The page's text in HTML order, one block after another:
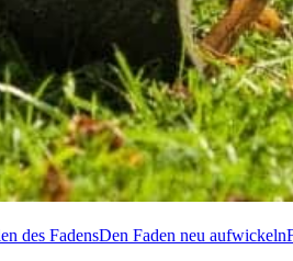
des FadensDen Faden neu aufwickeln